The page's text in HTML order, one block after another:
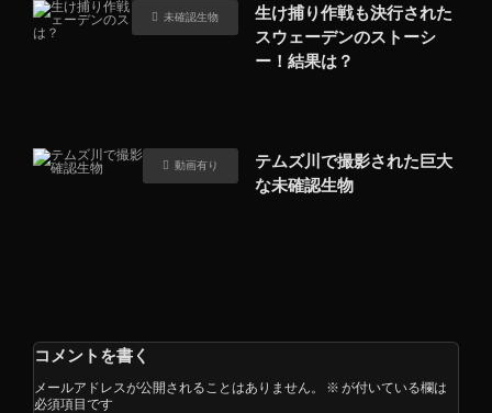
未確認生物
生け捕り作戦も決行された
スウェーデンのストーシ
ー！結果は？
動画有り
テムズ川で撮影された巨大
な未確認生物
コメントを書く
メールアドレスが公開されることはありません。 ※ が付いている欄は
必須項目です